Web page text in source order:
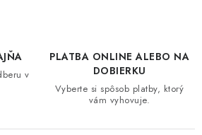
v
PLATBA ONLINE ALEBO NA
DOBIERKU
Vyberte si spôsob platby, ktorý
vám vyhovuje.